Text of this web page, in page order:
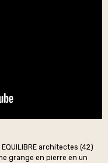
architectes (42)
grange en pierre en un